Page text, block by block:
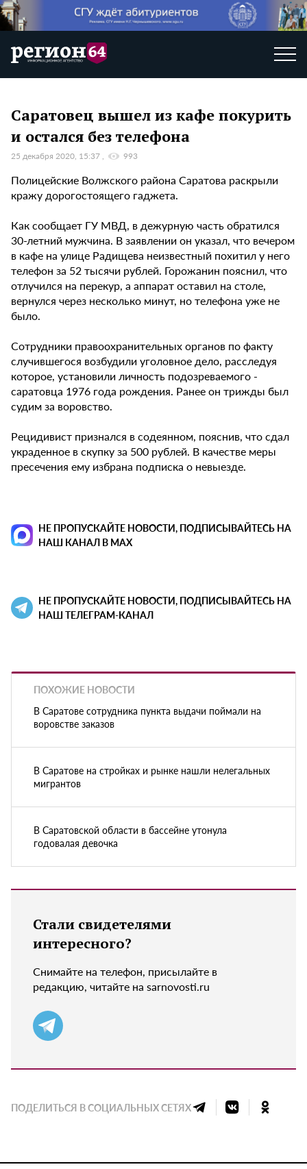
Саратовец вышел из кафе покурить
и остался без телефона
25 декабря 2020, 15:37 993
Полицейские Волжского района Саратова раскрыли
кражу дорогостоящего гаджета.
Как сообщает ГУ МВД, в дежурную часть обратился
30-летний мужчина. В заявлении он указал, что вечером
в кафе на улице Радищева неизвестный похитил у него
телефон за 52 тысячи рублей. Горожанин пояснил, что
отлучился на перекур, а аппарат оставил на столе,
вернулся через несколько минут, но телефона уже не
было.
Сотрудники правоохранительных органов по факту
случившегося возбудили уголовное дело, расследуя
которое, установили личность подозреваемого -
саратовца 1976 года рождения. Ранее он трижды был
судим за воровство.
Рецидивист признался в содеянном, пояснив, что сдал
украденное в скупку за 500 рублей. В качестве меры
пресечения ему избрана подписка о невыезде.
НЕ ПРОПУСКАЙТЕ НОВОСТИ, ПОДПИСЫВАЙТЕСЬ НА
НАШ КАНАЛ В MAX
НЕ ПРОПУСКАЙТЕ НОВОСТИ, ПОДПИСЫВАЙТЕСЬ НА
НАШ ТЕЛЕГРАМ-КАНАЛ
ПОХОЖИЕ НОВОСТИ
В Саратове сотрудника пункта выдачи поймали на
воровстве заказов
В Саратове на стройках и рынке нашли нелегальных
мигрантов
В Саратовской области в бассейне утонула
годовалая девочка
Стали свидетелями
интересного?
Снимайте на телефон, присылайте в
редакцию, читайте на sarnovosti.ru
ПОДЕЛИТЬСЯ В СОЦИАЛЬНЫХ СЕТЯХ